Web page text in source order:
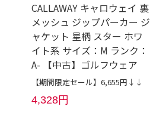
CALLAWAY キャロウェイ 裏
メッシュ ジップパーカー ジ
ャケット 星柄 スター ホワ
イト系 サイズ：M ランク：
A- 【中古】ゴルフウェア
【期間限定セール】6,655円↓↓
4,328円